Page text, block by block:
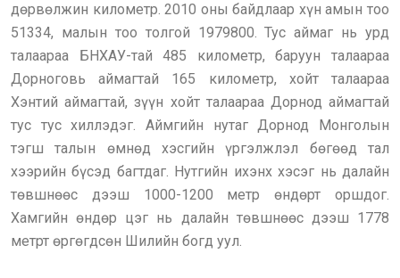
дөрвөлжин километр. 2010 оны байдлаар хүн амын тоо
51334, малын тоо толгой 1979800. Тус аймаг нь урд
талаараа БНХАУ-тай 485 километр, баруун талаараа
Дорноговь аймагтай 165 километр, хойт талаараа
Хэнтий аймагтай, зүүн хойт талаараа Дорнод аймагтай
тус тус хиллэдэг. Аймгийн нутаг Дорнод Монголын
тэгш талын өмнөд хэсгийн үргэлжлэл бөгөөд тал
хээрийн бүсэд багтдаг. Нутгийн ихэнх хэсэг нь далайн
төвшнөөс дээш 1000-1200 метр өндөрт оршдог.
Хамгийн өндөр цэг нь далайн төвшнөөс дээш 1778
метрт өргөгдсөн Шилийн богд уул.